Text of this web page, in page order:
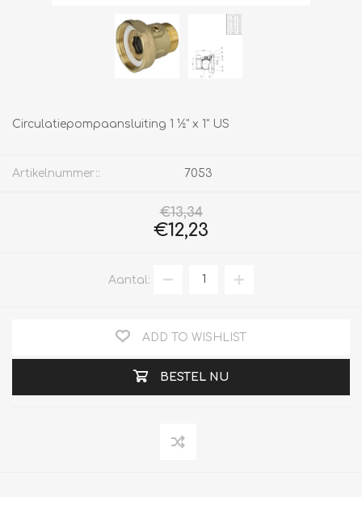
Circulatiepompaansluiting 1 ½" x 1" US
Artikelnummer:: 7053
€13,34
€12,23
Aantal:
ADD TO WISHLIST
BESTEL NU